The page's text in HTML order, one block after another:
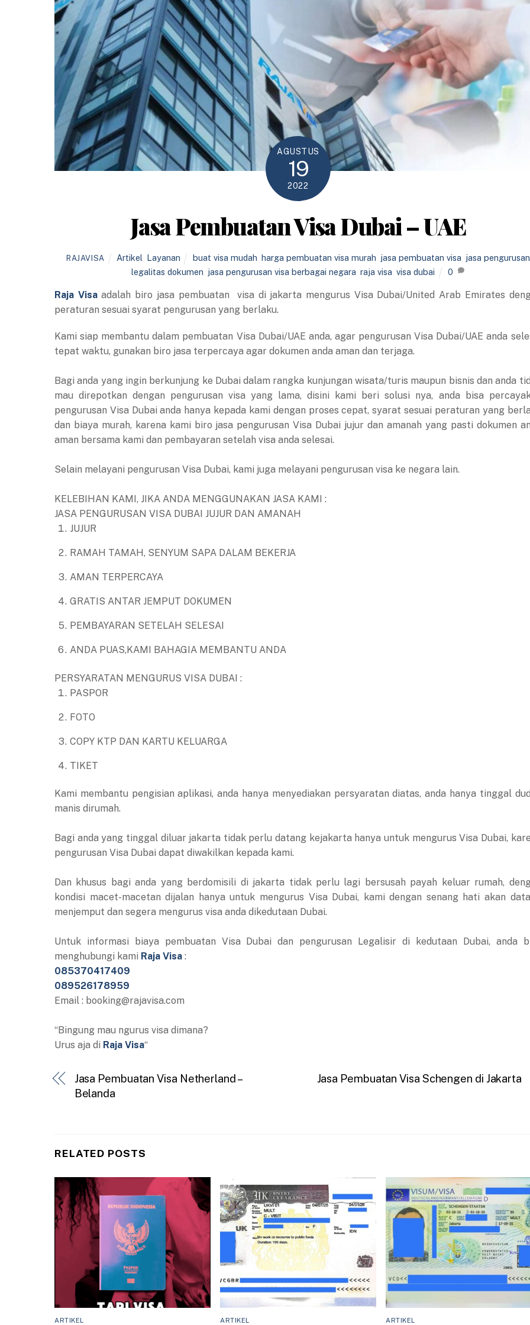
AGUSTUS
19
2022
Jasa Pembuatan Visa Dubai – UAE
RAJAVISA Artikel Layanan buat visa mudah harga pembuatan visa murah jasa pembuatan visa jasa pengurusan
legalitas dokumen jasa pengurusan visa berbagai negara ,raja visa ,visa dubai 0
Raja Visa adalah biro jasa pembuatan visa di jakarta mengurus Visa Dubai/United Arab Emirates
peraturan sesuai syarat pengurusan yang berlaku.
Kami siap membantu dalam pembuatan Visa Dubai/UAE anda, agar pengurusan Visa Dubai/UAE anda
tepat waktu, gunakan biro jasa terpercaya agar dokumen anda aman dan terjaga.
Bagi anda yang ingin berkunjung ke Dubai dalam rangka kunjungan wisata/turis maupun bisnis dan anda
mau direpotkan dengan pengurusan visa yang lama, disini kami beri solusi nya, anda bisa
pengurusan Visa Dubai anda hanya kepada kami dengan proses cepat, syarat sesuai peraturan yang
dan biaya murah, karena kami biro jasa pengurusan Visa Dubai jujur dan amanah yang pasti dokumen
aman bersama kami dan pembayaran setelah visa anda selesai.
Selain melayani pengurusan Visa Dubai, kami juga melayani pengurusan visa ke negara lain.
KELEBIHAN KAMI, JIKA ANDA MENGGUNAKAN JASA KAMI :
JASA PENGURUSAN VISA DUBAI JUJUR DAN AMANAH
JUJUR
RAMAH TAMAH, SENYUM SAPA DALAM BEKERJA
AMAN TERPERCAYA
GRATIS ANTAR JEMPUT DOKUMEN
PEMBAYARAN SETELAH SELESAI
ANDA PUAS,KAMI BAHAGIA MEMBANTU ANDA
PERSYARATAN MENGURUS VISA DUBAI :
PASPOR
FOTO
COPY KTP DAN KARTU KELUARGA
TIKET
Kami membantu pengisian aplikasi, anda hanya menyediakan persyaratan diatas, anda hanya tinggal
manis dirumah.
Bagi anda yang tinggal diluar jakarta tidak perlu datang kejakarta hanya untuk mengurus Visa Dubai,
pengurusan Visa Dubai dapat diwakilkan kepada kami.
Dan khusus bagi anda yang berdomisili di jakarta tidak perlu lagi bersusah payah keluar rumah,
kondisi macet-macetan dijalan hanya untuk mengurus Visa Dubai, kami dengan senang hati akan
menjemput dan segera mengurus visa anda dikedutaan Dubai.
Untuk informasi biaya pembuatan Visa Dubai dan pengurusan Legalisir di kedutaan Dubai, anda
menghubungi kami Raja Visa :
085370417409
089526178959
Email : booking@rajavisa.com
“Bingung mau ngurus visa dimana?
Urus aja di Raja Visa“
Jasa Pembuatan Visa Netherland –
Belanda
Jasa Pembuatan Visa Schengen di Jakarta
RELATED POSTS
ARTIKEL ARTIKEL ARTIKEL